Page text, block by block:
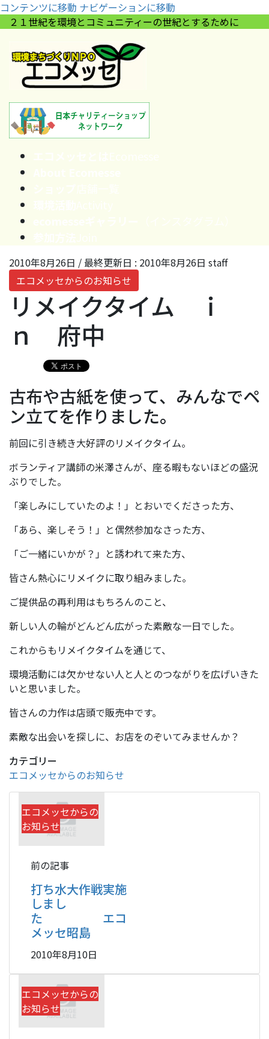
コンテンツに移動 ナビゲーションに移動
２１世紀を環境とコミュニティーの世紀とするために
2010年8月26日 / 最終更新日 : 2010年8月26日 staff
エコメッセからのお知らせ
リメイクタイム ｉ
ｎ 府中
古布や古紙を使って、みんなでペ
ン立てを作りました。
前回に引き続き大好評のリメイクタイム。
ボランティア講師の米澤さんが、座る暇もないほどの盛況
ぶりでした。
「楽しみにしていたのよ！」とおいでくださった方、
「あら、楽しそう！」と偶然参加なさった方、
「ご一緒にいかが？」と誘われて来た方、
皆さん熱心にリメイクに取り組みました。
ご提供品の再利用はもちろんのこと、
新しい人の輪がどんどん広がった素敵な一日でした。
これからもリメイクタイムを通じて、
環境活動には欠かせない人と人とのつながりを広げいきた
いと思いました。
皆さんの力作は店頭で販売中です。
素敵な出会いを探しに、お店をのぞいてみませんか？
カテゴリー
エコメッセからのお知らせ
エコメッセからの
お知らせ
前の記事
打ち水大作戦実施
しまし
た エコ
メッセ昭島
2010年8月10日
エコメッセからの
お知らせ